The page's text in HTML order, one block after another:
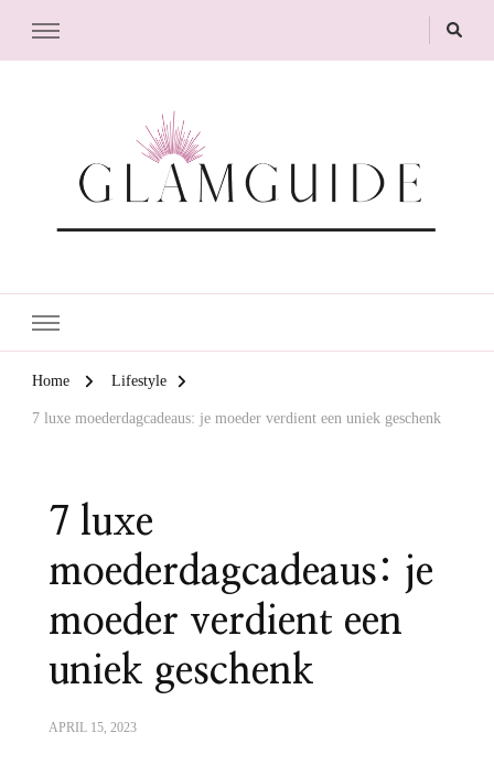
Home Lifestyle
7 luxe moederdagcadeaus: je moeder verdient een uniek geschenk
7 luxe
moederdagcadeaus: je
moeder verdient een
uniek geschenk
APRIL 15, 2023